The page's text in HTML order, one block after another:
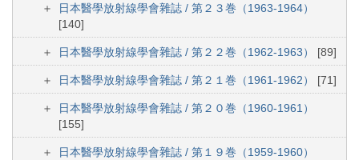
日本醫學放射線學會雜誌 / 第２３巻（1963-1964）
[140]
日本醫學放射線學會雜誌 / 第２２巻（1962-1963） [89]
日本醫學放射線學會雜誌 / 第２１巻（1961-1962） [71]
日本醫學放射線學會雜誌 / 第２０巻（1960-1961）
[155]
日本醫學放射線學會雜誌 / 第１９巻（1959-1960）